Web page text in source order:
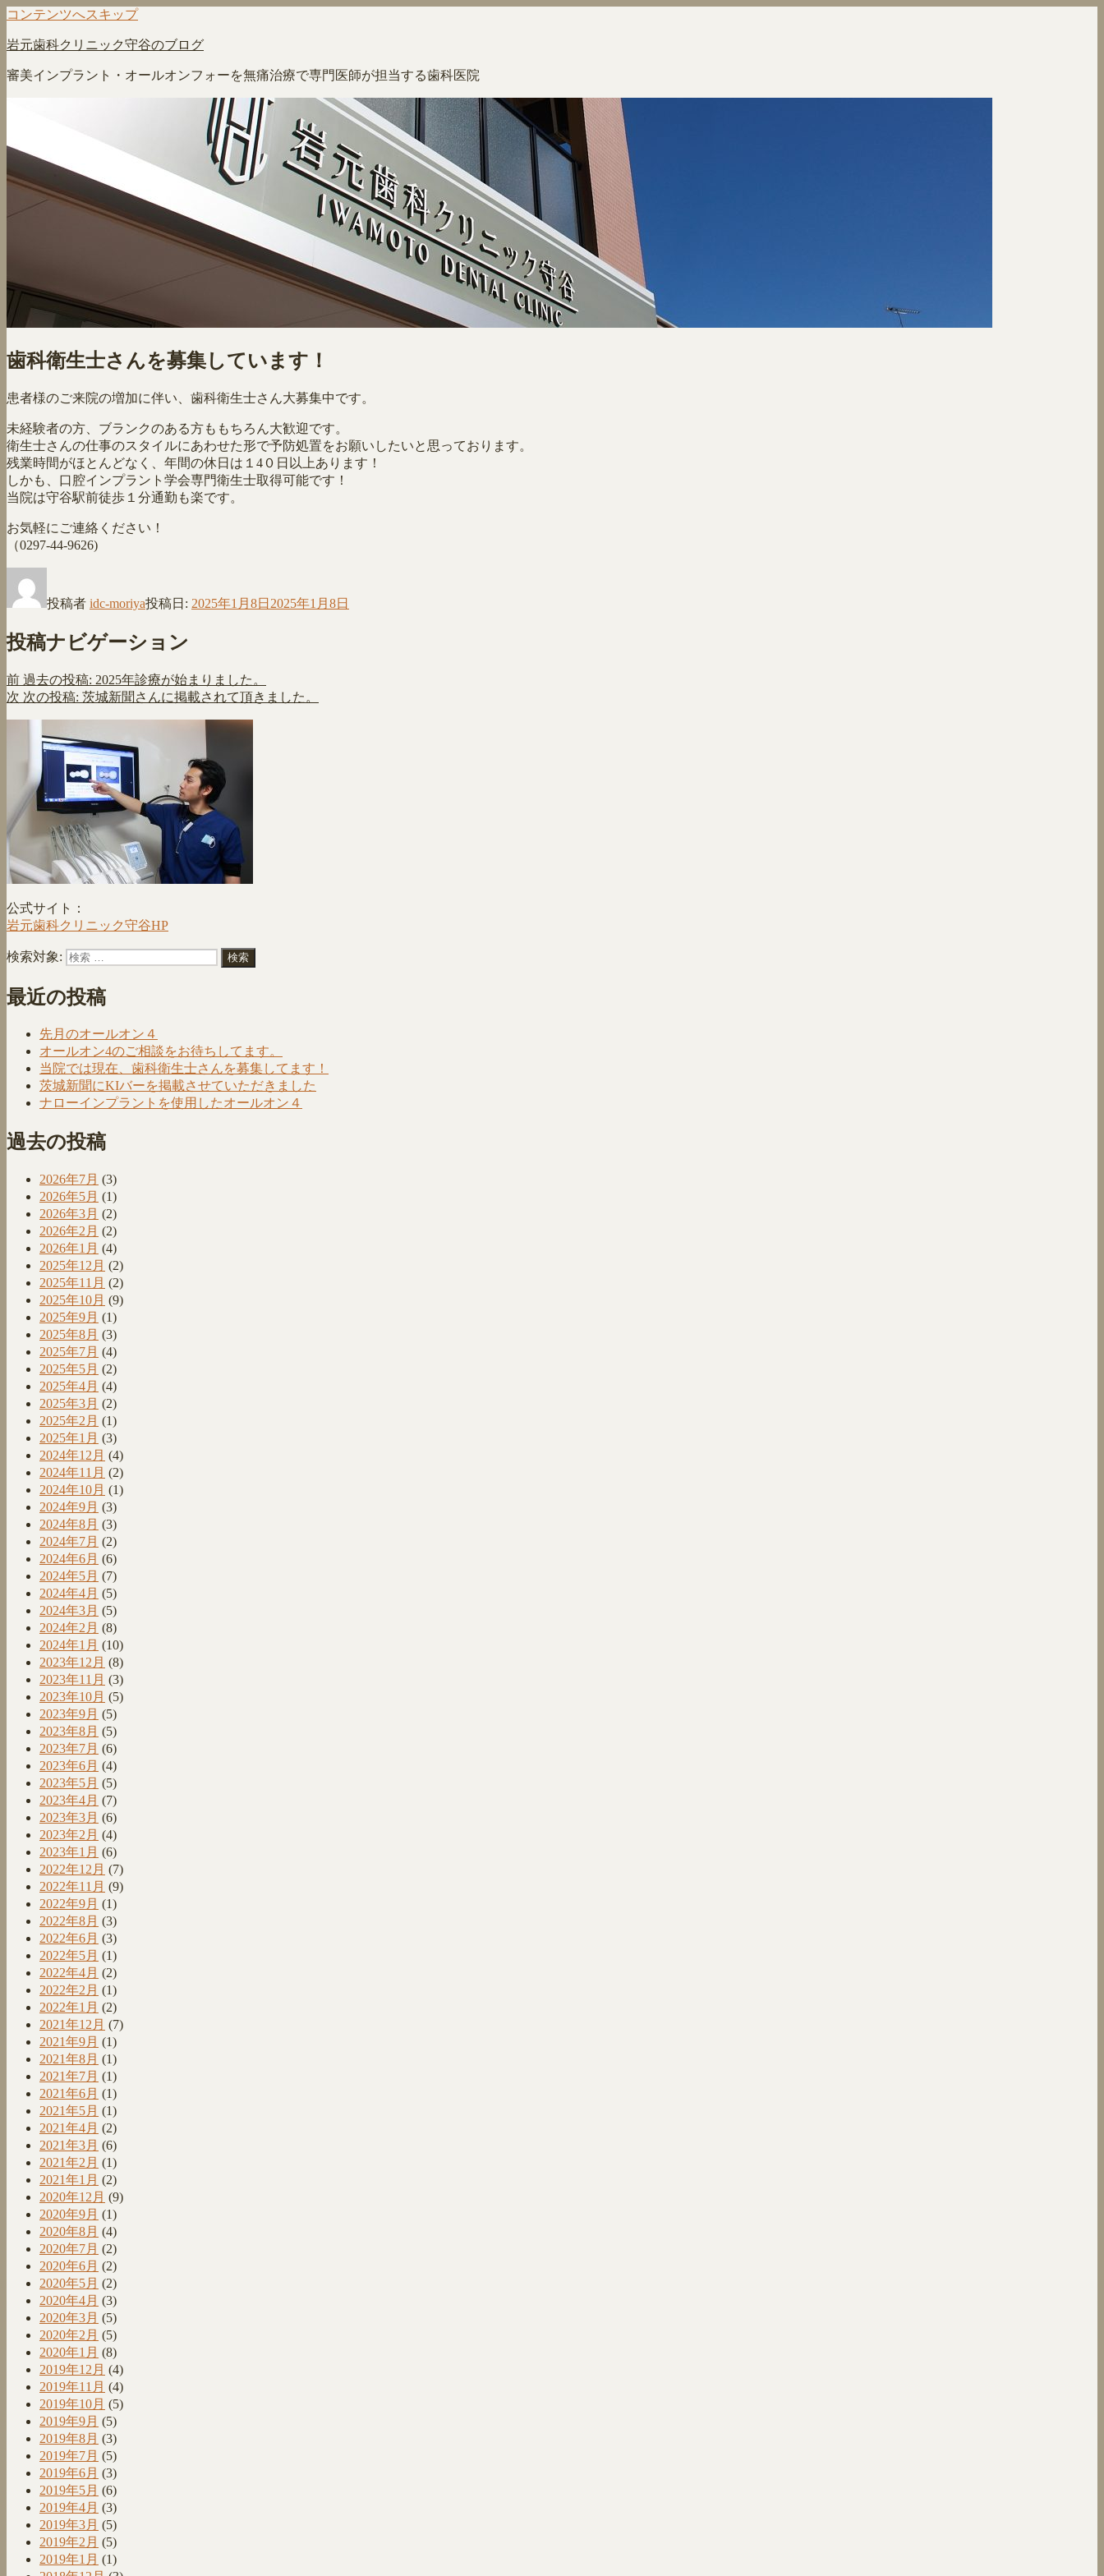
コンテンツへスキップ
岩元歯科クリニック守谷のブログ
審美インプラント・オールオンフォーを無痛治療で専門医師が担当する歯科医院
歯科衛生士さんを募集しています！
患者様のご来院の増加に伴い、歯科衛生士さん大募集中です。
未経験者の方、ブランクのある方ももちろん大歓迎です。
衛生士さんの仕事のスタイルにあわせた形で予防処置をお願いしたいと思っております。
残業時間がほとんどなく、年間の休日は１4０日以上あります！
しかも、口腔インプラント学会専門衛生士取得可能です！
当院は守谷駅前徒歩１分通勤も楽です。
お気軽にご連絡ください！
（0297-44-9626)
投稿者 idc-moriya投稿日: 2025年1月8日 2025年1月8日
投稿ナビゲーション
前 過去の投稿: 2025年診療が始まりました。
次 次の投稿: 茨城新聞さんに掲載されて頂きました。
公式サイト：
岩元歯科クリニック守谷HP
検索対象: 検索
最近の投稿
先月のオールオン４
オールオン4のご相談をお待ちしてます。
当院では現在、歯科衛生士さんを募集してます！
茨城新聞にKIバーを掲載させていただきました
ナローインプラントを使用したオールオン４
過去の投稿
2026年7月 (3)
2026年5月 (1)
2026年3月 (2)
2026年2月 (2)
2026年1月 (4)
2025年12月 (2)
2025年11月 (2)
2025年10月 (9)
2025年9月 (1)
2025年8月 (3)
2025年7月 (4)
2025年5月 (2)
2025年4月 (4)
2025年3月 (2)
2025年2月 (1)
2025年1月 (3)
2024年12月 (4)
2024年11月 (2)
2024年10月 (1)
2024年9月 (3)
2024年8月 (3)
2024年7月 (2)
2024年6月 (6)
2024年5月 (7)
2024年4月 (5)
2024年3月 (5)
2024年2月 (8)
2024年1月 (10)
2023年12月 (8)
2023年11月 (3)
2023年10月 (5)
2023年9月 (5)
2023年8月 (5)
2023年7月 (6)
2023年6月 (4)
2023年5月 (5)
2023年4月 (7)
2023年3月 (6)
2023年2月 (4)
2023年1月 (6)
2022年12月 (7)
2022年11月 (9)
2022年9月 (1)
2022年8月 (3)
2022年6月 (3)
2022年5月 (1)
2022年4月 (2)
2022年2月 (1)
2022年1月 (2)
2021年12月 (7)
2021年9月 (1)
2021年8月 (1)
2021年7月 (1)
2021年6月 (1)
2021年5月 (1)
2021年4月 (2)
2021年3月 (6)
2021年2月 (1)
2021年1月 (2)
2020年12月 (9)
2020年9月 (1)
2020年8月 (4)
2020年7月 (2)
2020年6月 (2)
2020年5月 (2)
2020年4月 (3)
2020年3月 (5)
2020年2月 (5)
2020年1月 (8)
2019年12月 (4)
2019年11月 (4)
2019年10月 (5)
2019年9月 (5)
2019年8月 (3)
2019年7月 (5)
2019年6月 (3)
2019年5月 (6)
2019年4月 (3)
2019年3月 (5)
2019年2月 (5)
2019年1月 (1)